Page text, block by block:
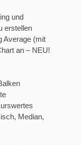
und
erstellen
Average (mit
an – NEU!
Median,